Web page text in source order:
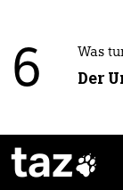
6 Was
Der
taz